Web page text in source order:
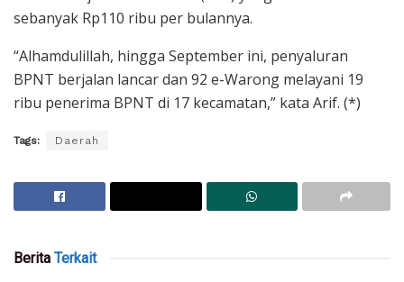
sebanyak Rp110 ribu per bulannya.
“Alhamdulillah, hingga September ini, penyaluran
BPNT berjalan lancar dan 92 e-Warong melayani 19
ribu penerima BPNT di 17 kecamatan,” kata Arif. (*)
Tags: Daerah
Berita Terkait